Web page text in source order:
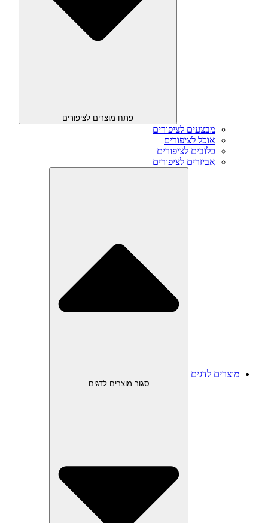
פתח מוצרים לציפורים
מבצעים לציפורים
אוכל לציפורים
כלובים לציפורים
אביזרים לציפורים
מוצרים לדגים
סגור מוצרים לדגים